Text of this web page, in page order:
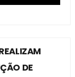
DE